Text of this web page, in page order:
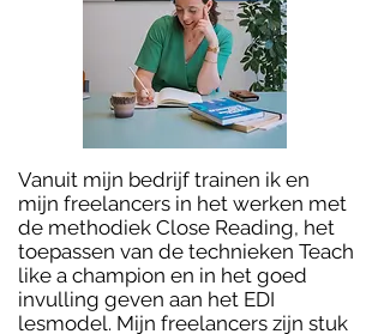
Vanuit mijn bedrijf trainen ik en
mijn freelancers in het werken met
de methodiek Close Reading, het
toepassen van de technieken Teach
like a champion en in het goed
invulling geven aan het EDI
lesmodel. Mijn freelancers zijn stuk